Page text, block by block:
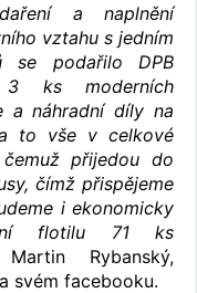
a naplnění
vztahu s jedním
se podařilo DPB
3 ks moderních
a náhradní díly na
to vše v celkové
přijedou do
čímž přispějeme
i ekonomicky
flotilu 71 ks
Rybanský,
svém facebooku.